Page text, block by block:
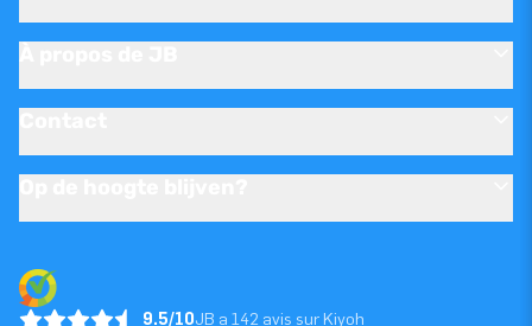
9.5/10JB a 142 avis sur Kiyoh